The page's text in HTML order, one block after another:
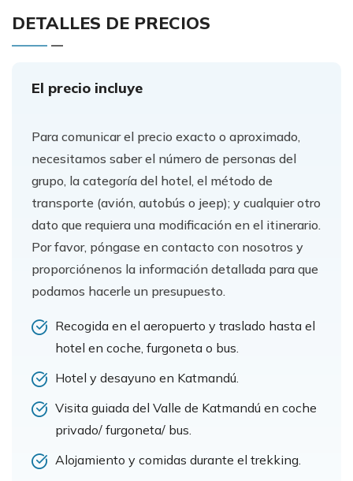
DETALLES DE PRECIOS
El precio incluye
Para comunicar el precio exacto o aproximado,
necesitamos saber el número de personas del
grupo, la categoría del hotel, el método de
transporte (avión, autobús o jeep); y cualquier otro
dato que requiera una modificación en el itinerario.
Por favor, póngase en contacto con nosotros y
proporciónenos la información detallada para que
podamos hacerle un presupuesto.
Recogida en el aeropuerto y traslado hasta el
hotel en coche, furgoneta o bus.
Hotel y desayuno en Katmandú.
Visita guiada del Valle de Katmandú en coche
privado/ furgoneta/ bus.
Alojamiento y comidas durante el trekking.